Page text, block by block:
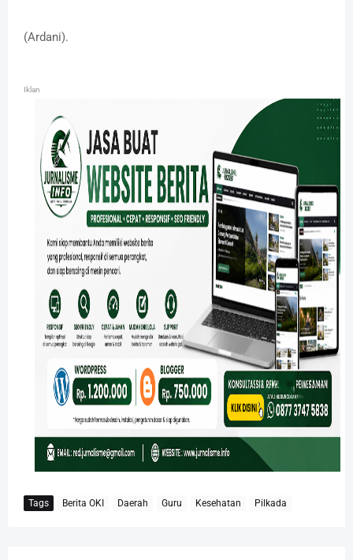
(Ardani).
Iklan
Tags Berita OKI Daerah Guru Kesehatan Pilkada